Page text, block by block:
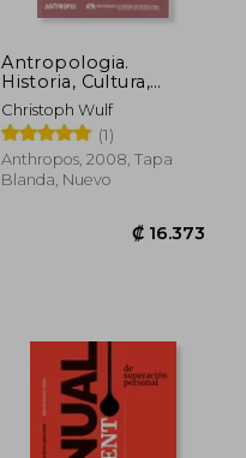
Antropologia.
Historia, Cultura,
Filosofia
Christoph Wulf
(1)
Anthropos, 2008, Tapa
Blanda, Nuevo